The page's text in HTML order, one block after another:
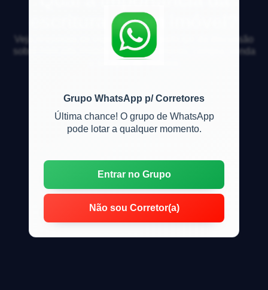
Grupo WhatsApp p/ Corretores
Última chance! O grupo de WhatsApp
pode lotar a qualquer momento.
Entrar no Grupo
Não sou Corretor(a)
escritura de um imóvel?
Veja respostas de especialistas e participe da discussão
sobre mercado imobiliário, financiamento, compra, venda
e locação de imóveis